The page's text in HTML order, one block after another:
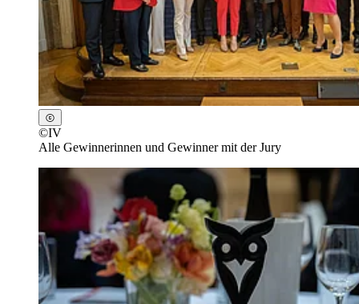
©IV
Alle Gewinnerinnen und Gewinner mit der Jury